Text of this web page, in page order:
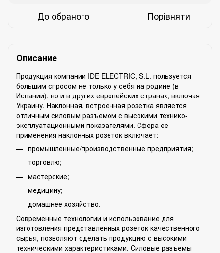
До обраного Порівняти
Описание
Продукция компании IDE ELECTRIC, S.L. пользуется
большим спросом не только у себя на родине (в
Испании), но и в других европейских странах, включая
Украину. Наклонная, встроенная розетка является
отличным силовым разъемом с высокими технико-
эксплуатационными показателями. Сфера ее
применения наклонных розеток включает:
промышленные/производственные предприятия;
торговлю;
мастерские;
медицину;
домашнее хозяйство.
Современные технологии и использование для
изготовления представленных розеток качественного
сырья, позволяют сделать продукцию с высокими
техническими характеристиками. Силовые разъемы